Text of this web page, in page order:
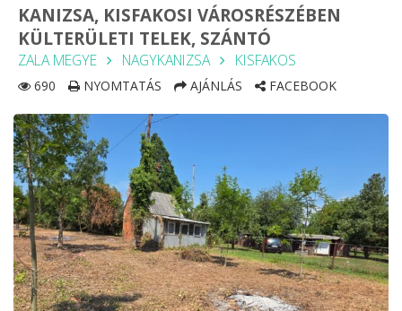
KANIZSA, KISFAKOSI VÁROSRÉSZÉBEN
KÜLTERÜLETI TELEK, SZÁNTÓ
ZALA MEGYE NAGYKANIZSA KISFAKOS
690 NYOMTATÁS AJÁNLÁS FACEBOOK